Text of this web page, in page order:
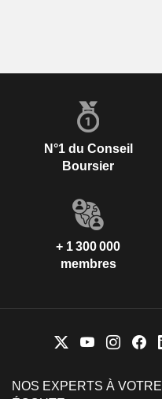
N°1 du Conseil
Boursier
+ 1 300 000
membres
NOS EXPERTS À VOTRE